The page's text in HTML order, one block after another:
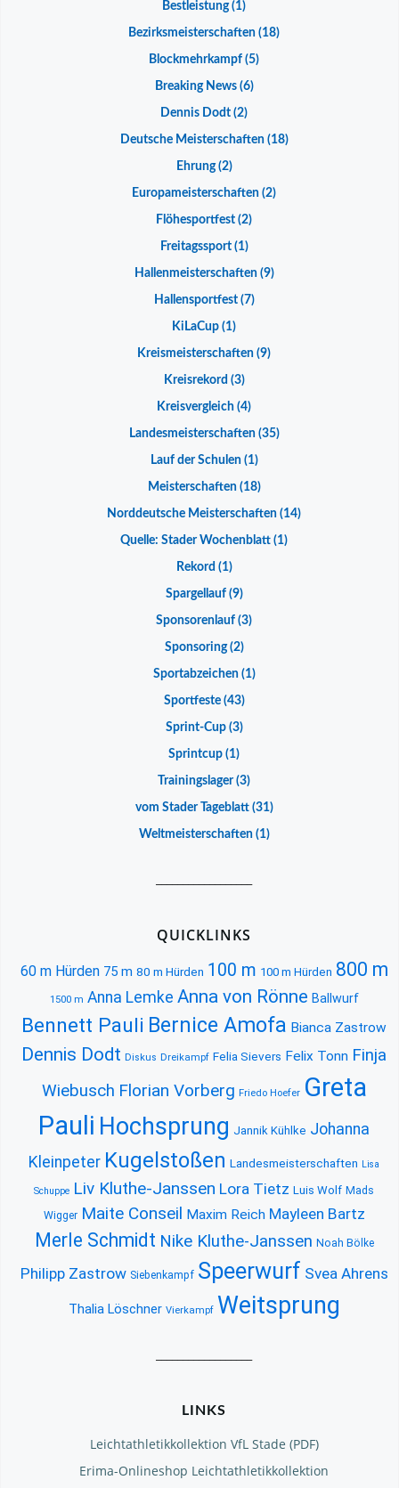
Bestleistung(1)
Bezirksmeisterschaften (18)
Blockmehrkampf (5)
Breaking News(6)
Dennis Dodt (2)
Deutsche Meisterschaften(18)
Ehrung(2)
Europameisterschaften (2)
Flöhesportfest (2)
Freitagssport(1)
Hallenmeisterschaften(9)
Hallensportfest(7)
KiLaCup (1)
Kreismeisterschaften (9)
Kreisrekord (3)
Kreisvergleich (4)
Landesmeisterschaften(35)
Lauf der Schulen(1)
Meisterschaften(18)
Norddeutsche Meisterschaften (14)
Quelle: Stader Wochenblatt (1)
Rekord (1)
Spargellauf(9)
Sponsorenlauf (3)
Sponsoring(2)
Sportabzeichen(1)
Sportfeste(43)
Sprint-Cup(3)
Sprintcup (1)
Trainingslager(3)
vom Stader Tageblatt(31)
Weltmeisterschaften(1)
QUICKLINKS
60 m Hürden 75 m 80 m Hürden 100 m 100 m Hürden 800 m
1500 m Anna Lemke Anna von Rönne Ballwurf
Bennett Pauli Bernice Amofa Bianca Zastrow
Dennis Dodt Diskus Dreikampf Felia Sievers Felix Tonn Finja
Wiebusch Florian Vorberg Friedo Hoefer Greta
Pauli Hochsprung Jannik Kühlke Johanna
Kleinpeter Kugelstoßen Landesmeisterschaften Lisa
Schuppe Liv Kluthe-Janssen Lora Tietz Luis Wolf Mads
Wigger Maite Conseil Maxim Reich Mayleen Bartz
Merle Schmidt Nike Kluthe-Janssen Noah Bölke
Philipp Zastrow Siebenkampf Speerwurf Svea Ahrens
Thalia Löschner Vierkampf Weitsprung
LINKS
Leichtathletikkollektion VfL Stade (PDF)
Erima-Onlineshop Leichtathletikkollektion